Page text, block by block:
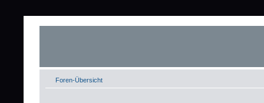
Foren-Übersicht